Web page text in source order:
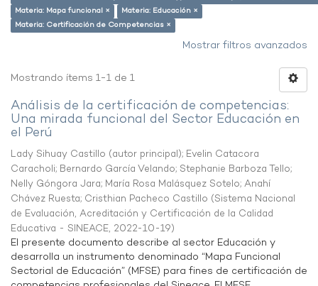
Materia: Mapa funcional ×
Materia: Educación ×
Materia: Certificación de Competencias ×
Mostrar filtros avanzados
Mostrando ítems 1-1 de 1
Análisis de la certificación de competencias:
Una mirada funcional del Sector Educación en
el Perú
Lady Sihuay Castillo (autor principal); Evelin Catacora
Caracholi; Bernardo García Velando; Stephanie Barboza Tello;
Nelly Góngora Jara; María Rosa Malásquez Sotelo; Anahí
Chávez Ruesta; Cristhian Pacheco Castillo (Sistema Nacional
de Evaluación, Acreditación y Certificación de la Calidad
Educativa - SINEACE, 2022-10-19)
El presente documento describe al sector Educación y
desarrolla un instrumento denominado “Mapa Funcional
Sectorial de Educación” (MFSE) para fines de certificación de